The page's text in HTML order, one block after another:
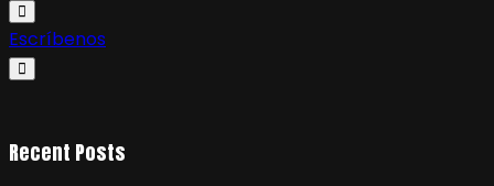
Escríbenos
Recent Posts